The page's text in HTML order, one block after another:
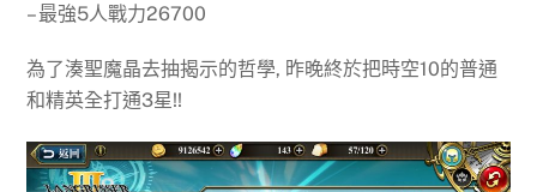
– 最強5人戰力26700
為了湊聖魔晶去抽揭示的哲學, 昨晚終於把時空10的普通
和精英全打通3星!!